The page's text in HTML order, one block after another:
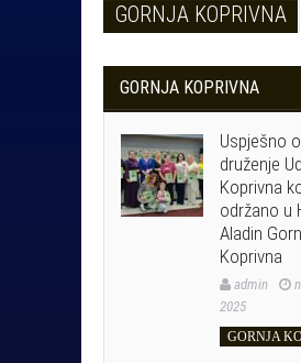
GORNJA KOPRIVNA
GORNJA KOPRIVNA
Uspješno
druženje
Koprivna
održano u
Aladin
Koprivna
admin
2025
GORNJA